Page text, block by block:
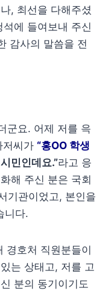
, 최선을 다해주셨
에 들여보내 주신
감사의 말씀을 전
군요. 어제 저를 윽
저씨가 “홍OO 학생
민인데요.”라고 응
해 주신 분은 국회
기관이었고, 본인을
니다.
경호처 직원분들이
는 상태고, 저를 고
분의 동기이기도